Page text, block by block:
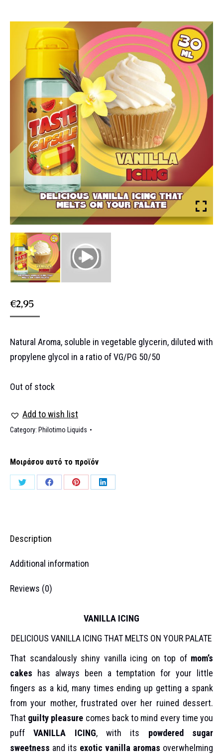
€2,95
Natural Aroma, soluble in vegetable glycerin, diluted with
propylene glycol in a ratio of VG/PG 50/50
Out of stock
Add to wish list
Category: Philotimo Liquids
Μοιράσου αυτό το προϊόν
Share
Share
Share
Share
Description
Additional information
Reviews (0)
VANILLA ICING
DELICIOUS VANILLA ICING THAT MELTS ON YOUR PALATE
That scandalously shiny vanilla icing on top of mom’s
cakes has always been a temptation for your little
fingers as a kid, many times ending up getting a spank
from your mother, frustrated over her ruined dessert.
That guilty pleasure comes back to mind every time you
puffVANILLA ICING, with its powdered sugar
sweetness and its exotic vanilla aromas overwhelming